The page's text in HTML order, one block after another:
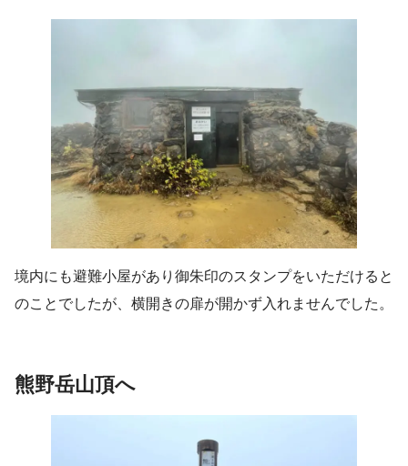
境内にも避難小屋があり御朱印のスタンプをいただけると
のことでしたが、横開きの扉が開かず入れませんでした。
熊野岳山頂へ